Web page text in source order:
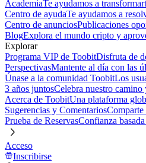
AcademiaTe ayudamos a
Centro de ayudaTe ayudamos a
Centro de anunciosPublicaciones
BlogExplora el mundo cripto y
Explorar
Programa VIP de ToobitDisfruta de
PerspectivasMantente al día con las
Únase a la comunidad ToobitLos
3 años juntosCelebra nuestro
Acerca de ToobitUna plataforma
Sugerencias y ComentariosComparte
Prueba de ReservasConfianza
Acceso
Inscribirse